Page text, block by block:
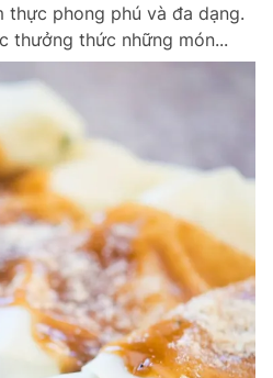
thực phong phú và đa dạng.
thưởng thức những món...